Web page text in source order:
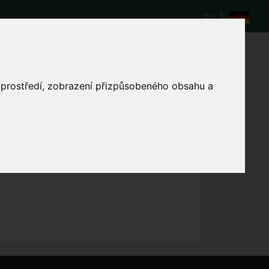
zobrazení přizpůsobeného obsahu a
de $